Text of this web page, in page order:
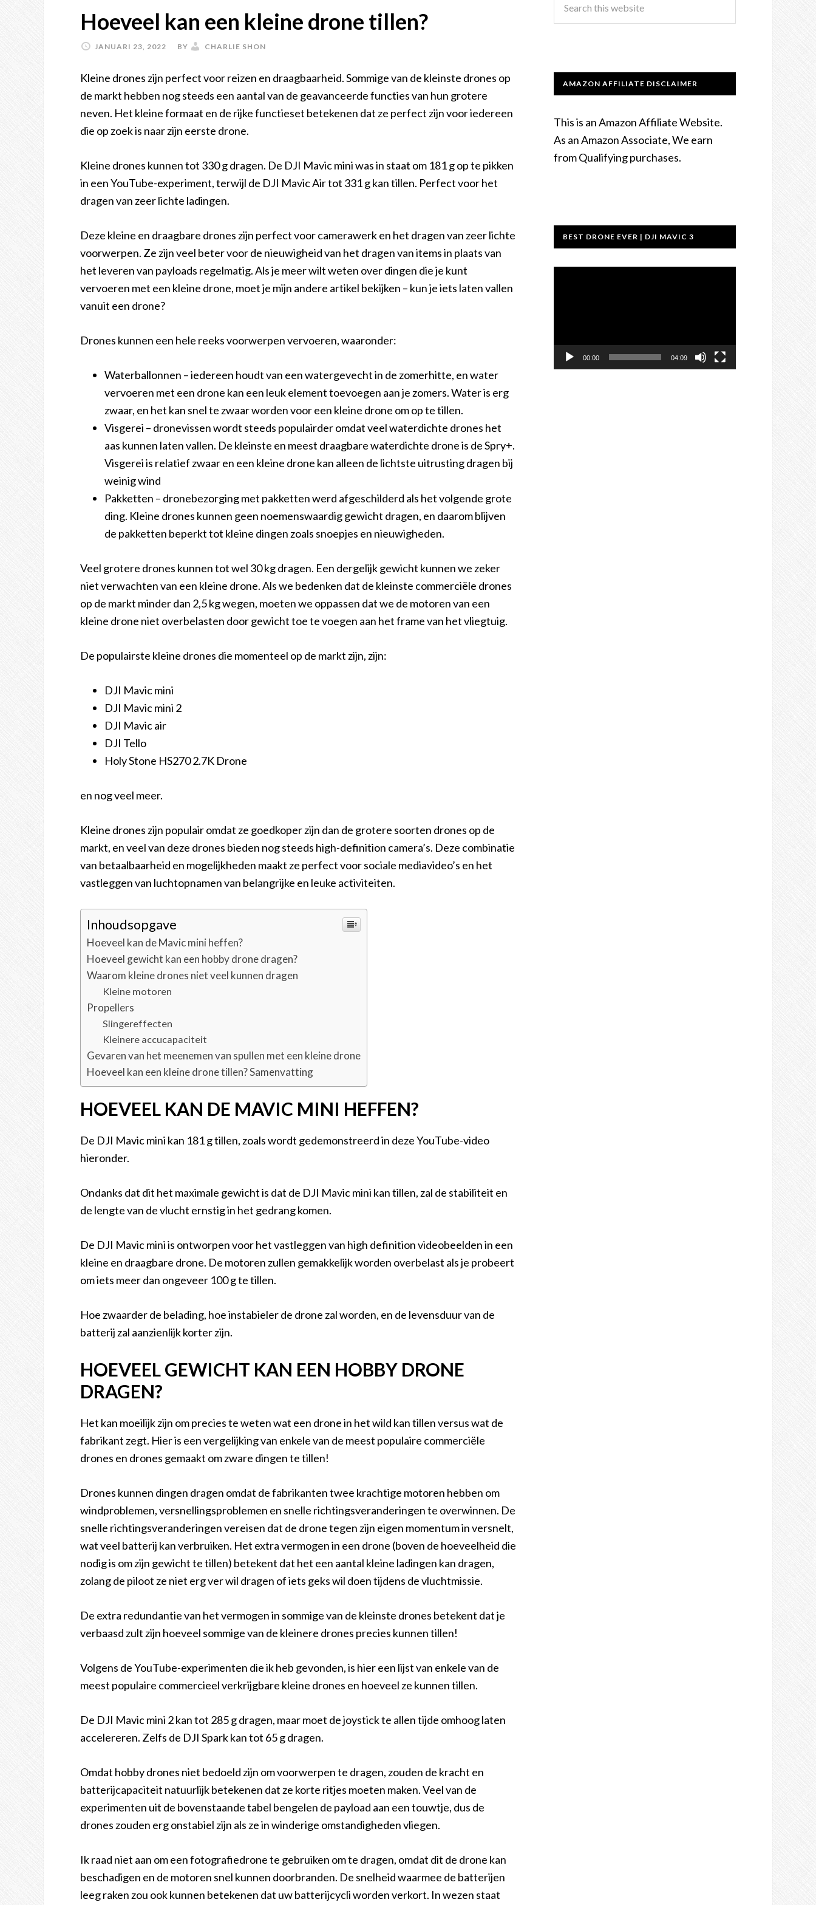
Hoeveel kan een kleine drone tillen?
JANUARI 23, 2022 BY CHARLIE SHON
Kleine drones zijn perfect voor reizen en draagbaarheid. Sommige van de kleinste drones op
de markt hebben nog steeds een aantal van de geavanceerde functies van hun grotere
neven. Het kleine formaat en de rijke functieset betekenen dat ze perfect zijn voor iedereen
die op zoek is naar zijn eerste drone.
Kleine drones kunnen tot 330 g dragen. De DJI Mavic mini was in staat om 181 g op te pikken
in een YouTube-experiment, terwijl de DJI Mavic Air tot 331 g kan tillen. Perfect voor het
dragen van zeer lichte ladingen.
Deze kleine en draagbare drones zijn perfect voor camerawerk en het dragen van zeer lichte
voorwerpen. Ze zijn veel beter voor de nieuwigheid van het dragen van items in plaats van
het leveren van payloads regelmatig. Als je meer wilt weten over dingen die je kunt
vervoeren met een kleine drone, moet je mijn andere artikel bekijken – kun je iets laten vallen
vanuit een drone?
Drones kunnen een hele reeks voorwerpen vervoeren, waaronder:
Waterballonnen – iedereen houdt van een watergevecht in de zomerhitte, en water
vervoeren met een drone kan een leuk element toevoegen aan je zomers. Water is erg
zwaar, en het kan snel te zwaar worden voor een kleine drone om op te tillen.
Visgerei – dronevissen wordt steeds populairder omdat veel waterdichte drones het
aas kunnen laten vallen. De kleinste en meest draagbare waterdichte drone is de Spry+.
Visgerei is relatief zwaar en een kleine drone kan alleen de lichtste uitrusting dragen bij
weinig wind
Pakketten – dronebezorging met pakketten werd afgeschilderd als het volgende grote
ding. Kleine drones kunnen geen noemenswaardig gewicht dragen, en daarom blijven
de pakketten beperkt tot kleine dingen zoals snoepjes en nieuwigheden.
Veel grotere drones kunnen tot wel 30 kg dragen. Een dergelijk gewicht kunnen we zeker
niet verwachten van een kleine drone. Als we bedenken dat de kleinste commerciële drones
op de markt minder dan 2,5 kg wegen, moeten we oppassen dat we de motoren van een
kleine drone niet overbelasten door gewicht toe te voegen aan het frame van het vliegtuig.
De populairste kleine drones die momenteel op de markt zijn, zijn:
DJI Mavic mini
DJI Mavic mini 2
DJI Mavic air
DJI Tello
Holy Stone HS270 2.7K Drone
en nog veel meer.
Kleine drones zijn populair omdat ze goedkoper zijn dan de grotere soorten drones op de
markt, en veel van deze drones bieden nog steeds high-definition camera’s. Deze combinatie
van betaalbaarheid en mogelijkheden maakt ze perfect voor sociale mediavideo’s en het
vastleggen van luchtopnamen van belangrijke en leuke activiteiten.
Inhoudsopgave
Hoeveel kan de Mavic mini heffen?
Hoeveel gewicht kan een hobby drone dragen?
Waarom kleine drones niet veel kunnen dragen
Kleine motoren
Propellers
Slingereffecten
Kleinere accucapaciteit
Gevaren van het meenemen van spullen met een kleine drone
Hoeveel kan een kleine drone tillen? Samenvatting
HOEVEEL KAN DE MAVIC MINI HEFFEN?
De DJI Mavic mini kan 181 g tillen, zoals wordt gedemonstreerd in deze YouTube-video
hieronder.
Ondanks dat dit het maximale gewicht is dat de DJI Mavic mini kan tillen, zal de stabiliteit en
de lengte van de vlucht ernstig in het gedrang komen.
De DJI Mavic mini is ontworpen voor het vastleggen van high definition videobeelden in een
kleine en draagbare drone. De motoren zullen gemakkelijk worden overbelast als je probeert
om iets meer dan ongeveer 100 g te tillen.
Hoe zwaarder de belading, hoe instabieler de drone zal worden, en de levensduur van de
batterij zal aanzienlijk korter zijn.
HOEVEEL GEWICHT KAN EEN HOBBY DRONE
DRAGEN?
Het kan moeilijk zijn om precies te weten wat een drone in het wild kan tillen versus wat de
fabrikant zegt. Hier is een vergelijking van enkele van de meest populaire commerciële
drones en drones gemaakt om zware dingen te tillen!
Drones kunnen dingen dragen omdat de fabrikanten twee krachtige motoren hebben om
windproblemen, versnellingsproblemen en snelle richtingsveranderingen te overwinnen. De
snelle richtingsveranderingen vereisen dat de drone tegen zijn eigen momentum in versnelt,
wat veel batterij kan verbruiken. Het extra vermogen in een drone (boven de hoeveelheid die
nodig is om zijn gewicht te tillen) betekent dat het een aantal kleine ladingen kan dragen,
zolang de piloot ze niet erg ver wil dragen of iets geks wil doen tijdens de vluchtmissie.
De extra redundantie van het vermogen in sommige van de kleinste drones betekent dat je
verbaasd zult zijn hoeveel sommige van de kleinere drones precies kunnen tillen!
Volgens de YouTube-experimenten die ik heb gevonden, is hier een lijst van enkele van de
meest populaire commercieel verkrijgbare kleine drones en hoeveel ze kunnen tillen.
De DJI Mavic mini 2 kan tot 285 g dragen, maar moet de joystick te allen tijde omhoog laten
accelereren. Zelfs de DJI Spark kan tot 65 g dragen.
Omdat hobby drones niet bedoeld zijn om voorwerpen te dragen, zouden de kracht en
batterijcapaciteit natuurlijk betekenen dat ze korte ritjes moeten maken. Veel van de
experimenten uit de bovenstaande tabel bengelen de payload aan een touwtje, dus de
drones zouden erg onstabiel zijn als ze in winderige omstandigheden vliegen.
Ik raad niet aan om een fotografiedrone te gebruiken om te dragen, omdat dit de drone kan
beschadigen en de motoren snel kunnen doorbranden. De snelheid waarmee de batterijen
leeg raken zou ook kunnen betekenen dat uw batterijcycli worden verkort. In wezen staat
AMAZON AFFILIATE DISCLAIMER
This is an Amazon Affiliate Website.
As an Amazon Associate, We earn
from Qualifying purchases.
BEST DRONE EVER | DJI MAVIC 3
00:00 04:09